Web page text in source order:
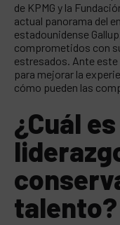
de KPMG y la
actual panorama del
estadounidense
comprometidos con
estresados. Ante
para mejorar la
cómo pueden las
¿Cuál
talento?